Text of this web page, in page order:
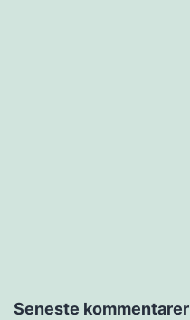
Seneste kommentarer